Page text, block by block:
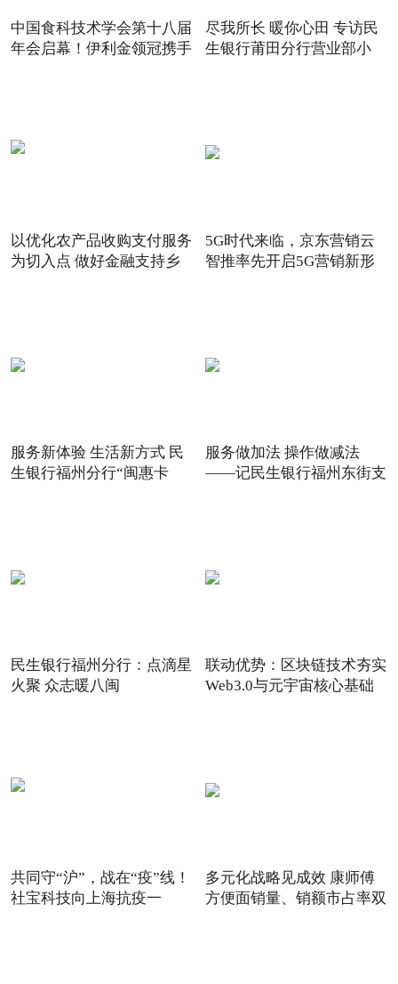
中国食科技术学会第十八届
年会启幕！伊利金领冠携手
尽我所长 暖你心田 专访民
生银行莆田分行营业部小
以优化农产品收购支付服务
为切入点 做好金融支持乡
5G时代来临，京东营销云
智推率先开启5G营销新形
服务新体验 生活新方式 民
生银行福州分行“闽惠卡
服务做加法 操作做减法
——记民生银行福州东街支
民生银行福州分行：点滴星
火聚 众志暖八闽
联动优势：区块链技术夯实
Web3.0与元宇宙核心基础
共同守“沪”，战在“疫”线！
社宝科技向上海抗疫一
多元化战略见成效 康师傅
方便面销量、销额市占率双